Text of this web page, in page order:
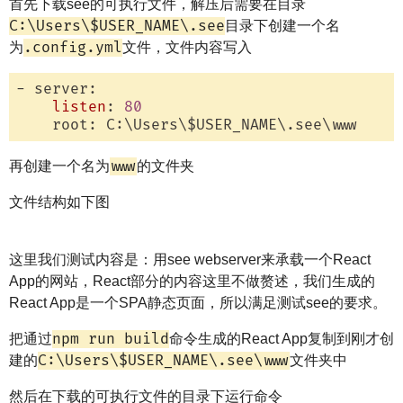
首先下载see的可执行文件，解压后需要在目录
C:\Users\$USER_NAME\.see 目录下创建一个名
为 .config.yml文件，文件内容写入
- server:
listen : 80
再创建一个名为www的文件夹
文件结构如下图
这里我们测试内容是：用see webserver来承载一个React
App的网站，React部分的内容这里不做赘述，我们生成的
React App是一个SPA静态页面，所以满足测试see的要求。
把通过npm run build命令生成的React App复制到刚才创
建的C:\Users\$USER_NAME\.see\www文件夹中
然后在下载的可执行文件的目录下运行命令